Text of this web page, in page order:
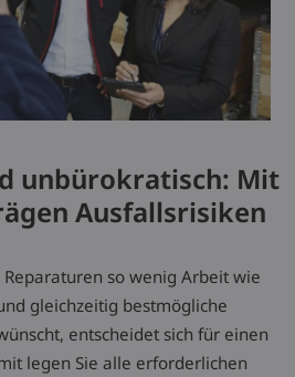
unbürokratisch: Mit
Ausfallsrisiken
so wenig Arbeit wie
gleichzeitig bestmögliche
entscheidet sich für einen
legen Sie alle erforderlichen